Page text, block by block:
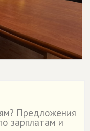
Предложения
зарплатам и